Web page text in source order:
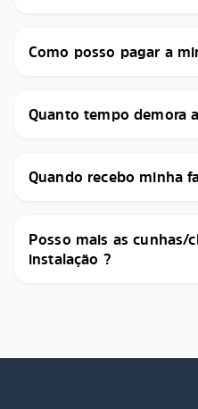
Como posso pagar a
Quanto tempo demora
Quando recebo minha
Posso mais as cunhas/
instalação ?